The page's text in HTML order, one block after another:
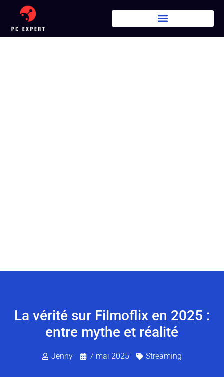
La vérité sur Filmoflix en 2025 :
entre mythe et réalité
Jenny 7 mai 2025 Streaming